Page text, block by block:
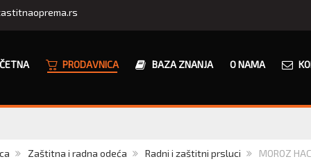
PRODAVNICA BAZA ZNANJA O NAMA
Zaštitna i radna odeća Radni i zaštitni prsluci MOROZ